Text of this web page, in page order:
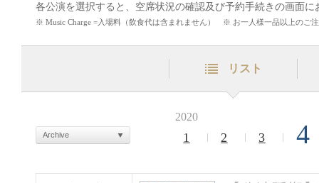
各公演を選択すると、空席状況の確認及び予約手続きの画面に
※ Music Charge =入場料（飲食代は含まれません） ※ お一人様一品以上のご
リスト
2020
1 2 3 4
Archive